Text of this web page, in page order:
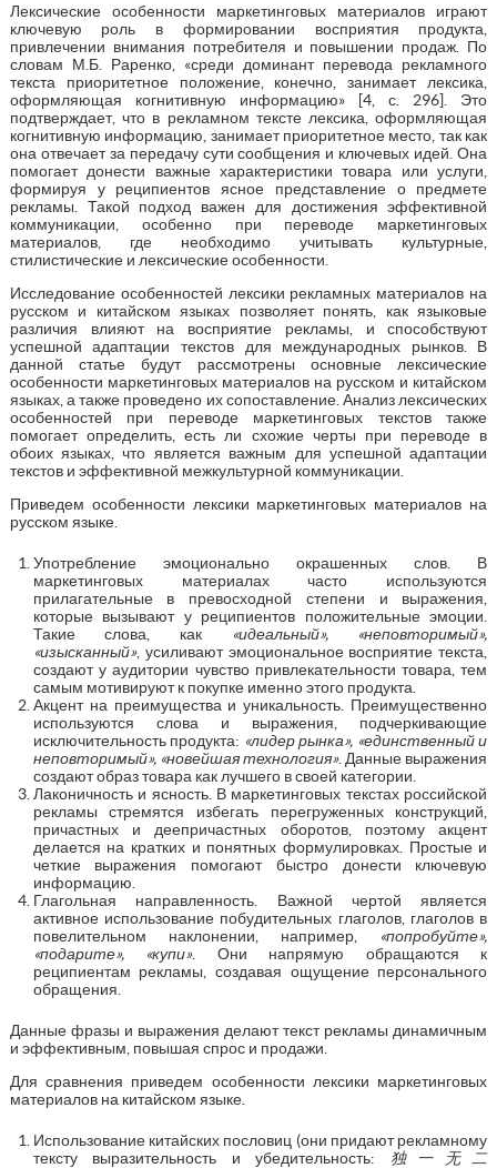
Лексические особенности маркетинговых материалов играют
ключевую роль в формировании восприятия продукта,
привлечении внимания потребителя и повышении продаж. По
словам М.Б. Раренко, «среди доминант перевода рекламного
текста приоритетное положение, конечно, занимает лексика,
оформляющая когнитивную информацию» [4, с. 296]. Это
подтверждает, что в рекламном тексте лексика, оформляющая
когнитивную информацию, занимает приоритетное место, так как
она отвечает за передачу сути сообщения и ключевых идей. Она
помогает донести важные характеристики товара или услуги,
формируя у реципиентов ясное представление о предмете
рекламы. Такой подход важен для достижения эффективной
коммуникации, особенно при переводе маркетинговых
материалов, где необходимо учитывать культурные,
стилистические и лексические особенности.
Исследование особенностей лексики рекламных материалов на
русском и китайском языках позволяет понять, как языковые
различия влияют на восприятие рекламы, и способствуют
успешной адаптации текстов для международных рынков. В
данной статье будут рассмотрены основные лексические
особенности маркетинговых материалов на русском и китайском
языках, а также проведено их сопоставление. Анализ лексических
особенностей при переводе маркетинговых текстов также
помогает определить, есть ли схожие черты при переводе в
обоих языках, что является важным для успешной адаптации
текстов и эффективной межкультурной коммуникации.
Приведем особенности лексики маркетинговых материалов на
русском языке.
Употребление эмоционально окрашенных слов. В
маркетинговых материалах часто используются
прилагательные в превосходной степени и выражения,
которые вызывают у реципиентов положительные эмоции.
Такие слова, как
«идеальный», «неповторимый»,
«изысканный», усиливают эмоциональное восприятие текста,
создают у аудитории чувство привлекательности товара, тем
самым мотивируют к покупке именно этого продукта.
Акцент на преимущества и уникальность. Преимущественно
используются слова и выражения, подчеркивающие
исключительность продукта: «лидер рынка», «единственный и
неповторимый», «новейшая технология». Данные выражения
создают образ товара как лучшего в своей категории.
Лаконичность и ясность. В маркетинговых текстах российской
рекламы стремятся избегать перегруженных конструкций,
причастных и деепричастных оборотов, поэтому акцент
делается на кратких и понятных формулировках. Простые и
четкие выражения помогают быстро донести ключевую
информацию.
Глагольная направленность. Важной чертой является
активное использование побудительных глаголов, глаголов в
повелительном наклонении, например,
«попробуйте»,
«подарите», «купи». Они напрямую обращаются к
реципиентам рекламы, создавая ощущение персонального
обращения.
Данные фразы и выражения делают текст рекламы динамичным
и эффективным, повышая спрос и продажи.
Для сравнения приведем особенности лексики маркетинговых
материалов на китайском языке.
Использование китайских пословиц (они придают рекламному
тексту выразительность и убедительность: 独一无二